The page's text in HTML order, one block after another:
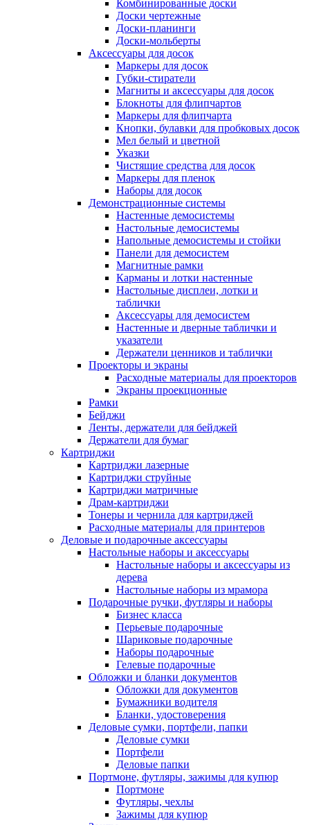
Комбинированные доски
Доски чертежные
Доски-планинги
Доски-мольберты
Аксессуары для досок
Маркеры для досок
Губки-стиратели
Магниты и аксессуары для досок
Блокноты для флипчартов
Маркеры для флипчарта
Кнопки, булавки для пробковых досок
Мел белый и цветной
Указки
Чистящие средства для досок
Маркеры для пленок
Наборы для досок
Демонстрационные системы
Настенные демосистемы
Настольные демосистемы
Напольные демосистемы и стойки
Панели для демосистем
Магнитные рамки
Карманы и лотки настенные
Настольные дисплеи, лотки и
таблички
Аксессуары для демосистем
Настенные и дверные таблички и
указатели
Держатели ценников и таблички
Проекторы и экраны
Расходные материалы для проекторов
Экраны проекционные
Рамки
Бейджи
Ленты, держатели для бейджей
Держатели для бумаг
Картриджи
Картриджи лазерные
Картриджи струйные
Картриджи матричные
Драм-картриджи
Тонеры и чернила для картриджей
Расходные материалы для принтеров
Деловые и подарочные аксессуары
Настольные наборы и аксессуары
Настольные наборы и аксессуары из
дерева
Настольные наборы из мрамора
Подарочные ручки, футляры и наборы
Бизнес класса
Перьевые подарочные
Шариковые подарочные
Наборы подарочные
Гелевые подарочные
Обложки и бланки документов
Обложки для документов
Бумажники водителя
Бланки, удостоверения
Деловые сумки, портфели, папки
Деловые сумки
Портфели
Деловые папки
Портмоне, футляры, зажимы для купюр
Портмоне
Футляры, чехлы
Зажимы для купюр